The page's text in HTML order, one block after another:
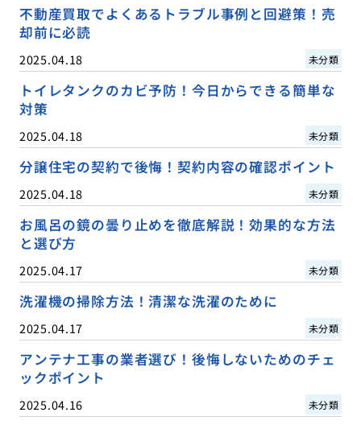
不動産買取でよくあるトラブル事例と回避策！売
却前に必読
2025.04.18 未分類
トイレタンクのカビ予防！今日からできる簡単な
対策
2025.04.18 未分類
分譲住宅の契約で後悔！契約内容の確認ポイント
2025.04.18 未分類
お風呂の鏡の曇り止めを徹底解説！効果的な方法
と選び方
2025.04.17 未分類
洗濯機の掃除方法！清潔な洗濯のために
2025.04.17 未分類
アンテナ工事の業者選び！後悔しないためのチェ
ックポイント
2025.04.16 未分類